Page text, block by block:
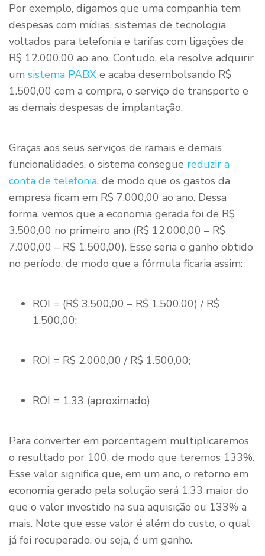
Por exemplo, digamos que uma companhia tem
despesas com mídias, sistemas de tecnologia
voltados para telefonia e tarifas com ligações de
R$ 12.000,00 ao ano. Contudo, ela resolve adquirir
um sistema PABX e acaba desembolsando R$
1.500,00 com a compra, o serviço de transporte e
as demais despesas de implantação.
Graças aos seus serviços de ramais e demais
funcionalidades, o sistema consegue reduzir a
conta de telefonia, de modo que os gastos da
empresa ficam em R$ 7.000,00 ao ano. Dessa
forma, vemos que a economia gerada foi de R$
3.500,00 no primeiro ano (R$ 12.000,00 – R$
7.000,00 – R$ 1.500,00). Esse seria o ganho obtido
no período, de modo que a fórmula ficaria assim:
ROI = (R$ 3.500,00 – R$ 1.500,00) / R$
1.500,00;
ROI = R$ 2.000,00 / R$ 1.500,00;
ROI = 1,33 (aproximado)
Para converter em porcentagem multiplicaremos
o resultado por 100, de modo que teremos 133%.
Esse valor significa que, em um ano, o retorno em
economia gerado pela solução será 1,33 maior do
que o valor investido na sua aquisição ou 133% a
mais. Note que esse valor é além do custo, o qual
já foi recuperado, ou seja, é um ganho.